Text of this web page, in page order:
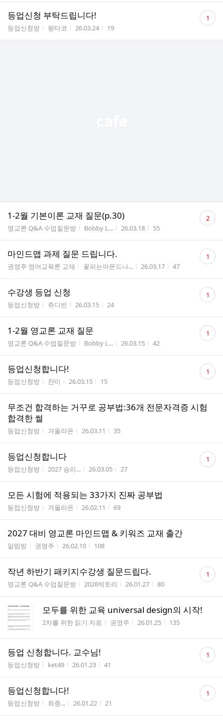
등업신청 부탁드립니다!
게시판명
등업신청방 작성자
왕타코 작성시간
26.03.24 조회수
19
댓
글 1
1-2월 기본이론 교재 질문(p.30)
게시판명
영교론 Q&A 수업질문방 작성자
Bobby L... 작성시간
26.03.18 조회수
55
댓
글 2
마인드맵 과제 질문 드립니다.
게시판명
권영주 영어교육론 교재 작성자
꽃피는아몬드나... 작성시간
26.03.17 조회수
47
댓
글 1
수강생 등업 신청
게시판명
등업신청방 작성자
쥬디빈 작성시간
26.03.15 조회수
24
댓
글 1
1-2월 영교론 교재 질문
게시판명
영교론 Q&A 수업질문방 작성자
Bobby L... 작성시간
26.03.15 조회수
42
댓
글 1
등업신청합니다!
게시판명
등업신청방 작성자
쟌이 작성시간
26.03.15 조회수
15
댓
글 1
무조건 합격하는 거꾸로 공부법:36개 전문자격증 시험
합격한 썰
게시판명
등업신청방 작성자
겨울라온 작성시간
26.03.11 조회수
35
등업신청합니다
게시판명
등업신청방 작성자
2027 승리... 작성시간
26.03.05 조회수
27
댓
글 1
모든 시험에 적용되는 33가지 진짜 공부법
게시판명
등업신청방 작성자
겨울라온 작성시간
26.02.11 조회수
69
2027 대비 영교론 마인드맵 & 키워즈 교재 출간
게시판명
알림방 작성자
권영주 작성시간
26.02.10 조회수
108
작년 하반기 패키지수강생 질문드립다.
게시판명
영교론 Q&A 수업질문방 작성자
2026빅토리 작성시간
26.01.27 조회수
80
댓
글 1
모두를 위한 교육 universal design의 시작!
게시판명
2차를 위한 읽기 자료 작성자
권영주 작성시간
26.01.25 조회수
135
등업 신청합니다. 교수님!
게시판명
등업신청방 작성자
ket49 작성시간
26.01.23 조회수
41
댓
글 1
등업신청합니다!
게시판명
등업신청방 작성자
최종... 작성시간
26.01.22 조회수
21
댓
글 1